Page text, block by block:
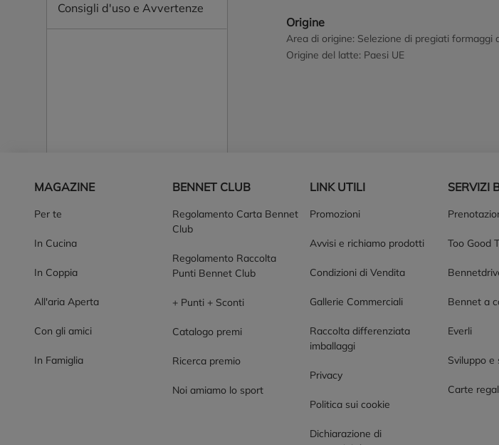
Consigli d'uso e Avvertenze
Origine
Area di origine: Selezione di pregiati formaggi
Origine del latte: Paesi UE
MAGAZINE
Per te
In Cucina
In Coppia
All'aria Aperta
Con gli amici
In Famiglia
BENNET CLUB
Regolamento Carta Bennet
Club
Regolamento Raccolta
Punti Bennet Club
+ Punti + Sconti
Catalogo premi
Ricerca premio
Noi amiamo lo sport
LINK UTILI
Promozioni
Avvisi e richiamo prodotti
Condizioni di Vendita
Gallerie Commerciali
Raccolta differenziata
imballaggi
Privacy
Politica sui cookie
Dichiarazione di
SERVIZI
Too Good
Bennet a
Everli
Sviluppo
Carte